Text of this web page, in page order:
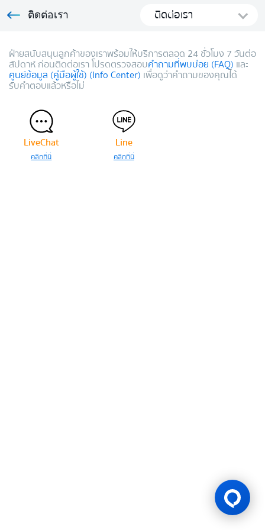
ติดต่อเรา ติดต่อเรา
ฝ่ายสนับสนุนลูกค้าของเราพร้อมให้บริการตลอด 24 ชั่วโมง 7 วันต่อ
สัปดาห์ ก่อนติดต่อเรา โปรดตรวจสอบคำถามที่พบบ่อย (FAQ) และ
ศูนย์ข้อมูล (คู่มือผู้ใช้) (Info Center) เพื่อดูว่าคำถามของคุณได้
รับคำตอบแล้วหรือไม่
LiveChat
คลิกที่นี่
Line
คลิกที่นี่